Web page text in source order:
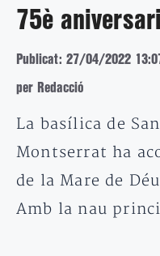
75è
Publicat: 27/04/2022
per Redacció
La basílica de
Montserrat ha
de la Mare de
Amb la nau